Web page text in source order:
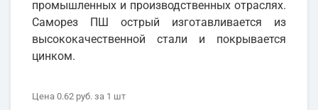
промышленных и производственных отраслях.
Саморез ПШ острый изготавливается из
высококачественной стали и покрывается
цинком.
Цена 0.62 руб. за 1 шт